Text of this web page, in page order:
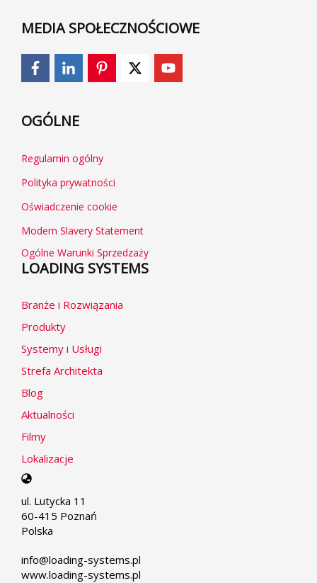
MEDIA SPOŁECZNOŚCIOWE
OGÓLNE
Regulamin ogólny
Polityka prywatności
Oświadczenie cookie
Modern Slavery Statement
Ogólne Warunki Sprzedzaży
LOADING SYSTEMS
Branże i Rozwiązania
Produkty
Systemy i Usługi
Strefa Architekta
Blog
Aktualności
Filmy
Lokalizacje
Select
language
ul. Lutycka 11
60-415 Poznań
Polska
info@loading-systems.pl
www.loading-systems.pl